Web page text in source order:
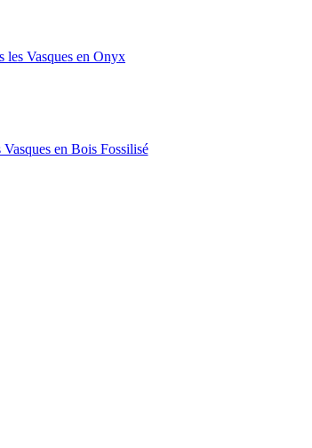
les Vasques en Onyx
Vasques en Bois Fossilisé